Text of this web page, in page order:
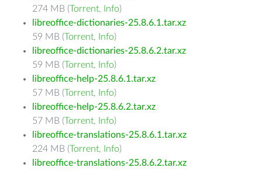
274 MB (Torrent, Info)
libreoffice-dictionaries-25.8.6.1.tar.xz
59 MB (Torrent, Info)
libreoffice-dictionaries-25.8.6.2.tar.xz
59 MB (Torrent, Info)
libreoffice-help-25.8.6.1.tar.xz
57 MB (Torrent, Info)
libreoffice-help-25.8.6.2.tar.xz
57 MB (Torrent, Info)
libreoffice-translations-25.8.6.1.tar.xz
224 MB (Torrent, Info)
libreoffice-translations-25.8.6.2.tar.xz